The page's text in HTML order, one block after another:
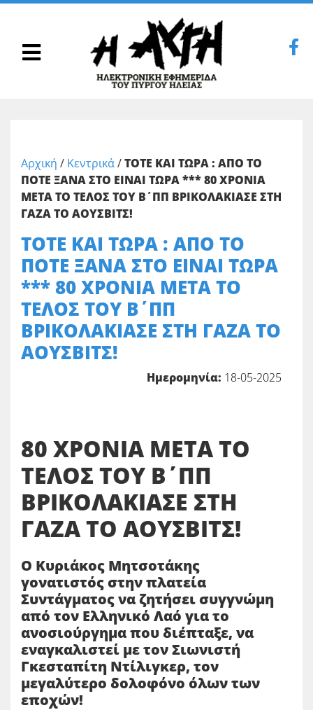
Αρχική / Κεντρικά/ΤΟΤΕ ΚΑΙ ΤΩΡΑ : ΑΠΟ ΤΟ
ΠΟΤΕ ΞΑΝΑ ΣΤΟ ΕΙΝΑΙ ΤΩΡΑ *** 80 ΧΡΟΝΙΑ
ΜΕΤΑ ΤΟ ΤΕΛΟΣ ΤΟΥ Β΄ΠΠ ΒΡΙΚΟΛΑΚΙΑΣΕ ΣΤΗ
ΓΑΖΑ ΤΟ ΑΟΥΣΒΙΤΣ!
ΤΟΤΕ ΚΑΙ ΤΩΡΑ : ΑΠΟ ΤΟ
ΠΟΤΕ ΞΑΝΑ ΣΤΟ ΕΙΝΑΙ ΤΩΡΑ
*** 80 ΧΡΟΝΙΑ ΜΕΤΑ ΤΟ
ΤΕΛΟΣ ΤΟΥ Β΄ΠΠ
ΒΡΙΚΟΛΑΚΙΑΣΕ ΣΤΗ ΓΑΖΑ ΤΟ
ΑΟΥΣΒΙΤΣ!
Ημερομηνία: 18-05-2025
80 ΧΡΟΝΙΑ ΜΕΤΑ ΤΟ
ΤΕΛΟΣ ΤΟΥ Β΄ΠΠ
ΒΡΙΚΟΛΑΚΙΑΣΕ ΣΤΗ
ΓΑΖΑ ΤΟ ΑΟΥΣΒΙΤΣ!
Ο Κυριάκος Μητσοτάκης
γονατιστός στην πλατεία
Συντάγματος να ζητήσει συγγνώμη
από τον Ελληνικό Λαό για το
ανοσιούργημα που διέπταξε, να
εναγκαλιστεί με τον Σιωνιστή
Γκεσταπίτη Ντίλιγκερ, τον
μεγαλύτερο δολοφόνο όλων των
εποχών!